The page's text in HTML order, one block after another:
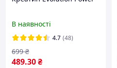
В наявності
4.7 (48)
489.30₴
699 ₴